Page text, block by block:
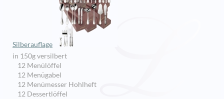
Silberauflage
in 150g versilbert
12 Menülöffel
12 Menügabel
12 Menümesser Hohlheft
12 Dessertlöffel